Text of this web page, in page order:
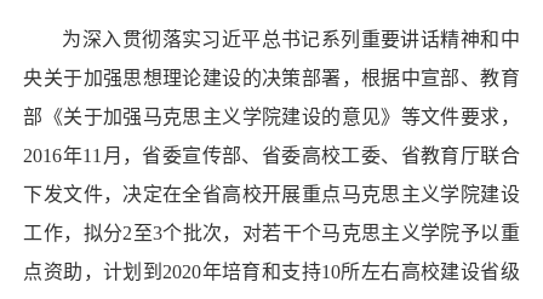
为深入贯彻落实习近平总书记系列重要讲话精神和中
央关于加强思想理论建设的决策部署，根据中宣部、教育
部《关于加强马克思主义学院建设的意见》等文件要求，
2016年11月，省委宣传部、省委高校工委、省教育厅联合
下发文件，决定在全省高校开展重点马克思主义学院建设
工作，拟分2至3个批次，对若干个马克思主义学院予以重
点资助，计划到2020年培育和支持10所左右高校建设省级